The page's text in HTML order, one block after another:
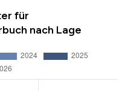
für
nach Lage